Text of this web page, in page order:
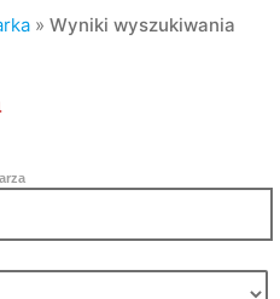
»Wyniki wyszukiwania